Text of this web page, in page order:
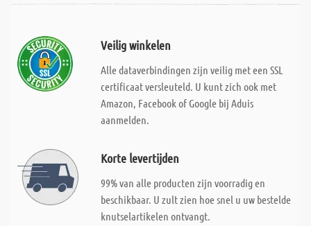
Veilig winkelen
Alle dataverbindingen zijn veilig met een SSL
certificaat versleuteld. U kunt zich ook met
Amazon, Facebook of Google bij Aduis
aanmelden.
Korte levertijden
99% van alle producten zijn voorradig en
beschikbaar. U zult zien hoe snel u uw bestelde
knutselartikelen ontvangt.